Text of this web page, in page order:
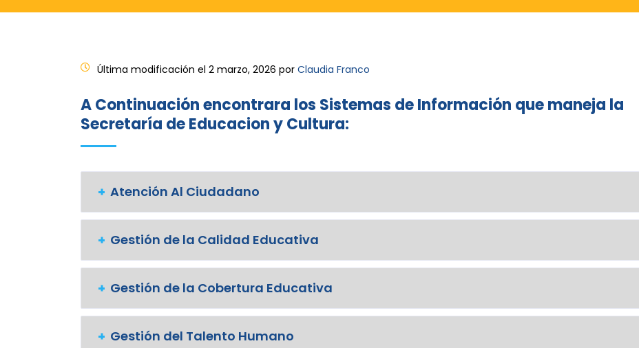
Última modificación el 2 marzo, 2026 por Claudia Franco
A Continuación encontrara los Sistemas de Información que maneja la
Secretaría de Educacion y Cultura:
Atención Al Ciudadano
Gestión de la Calidad Educativa
Gestión de la Cobertura Educativa
Gestión del Talento Humano